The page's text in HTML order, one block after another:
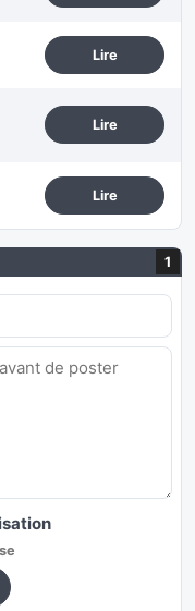
Lire
Lire
Lire
1